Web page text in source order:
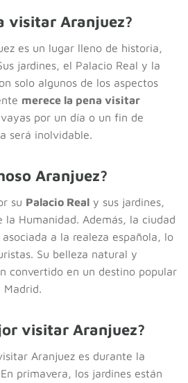
visitar Aranjuez?
es un lugar lleno de historia,
jardines, el Palacio Real y la
solo algunos de los aspectos
merece la pena visitar
vayas por un día o un fin de
será inolvidable.
Aranjuez?
su Palacio Real y sus jardines,
la Humanidad. Además, la ciudad
a la realeza española, lo
Su belleza natural y
convertido en un destino popular
Madrid.
visitar Aranjuez?
Aranjuez es durante la
primavera, los jardines están